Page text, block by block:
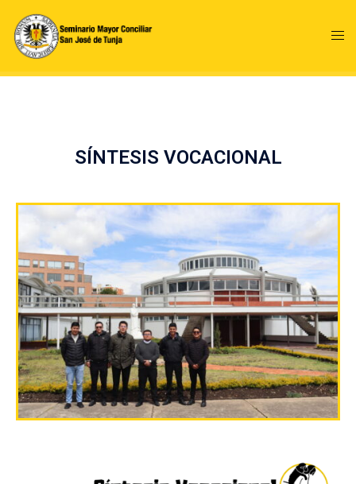
SÍNTESIS VOCACIONAL